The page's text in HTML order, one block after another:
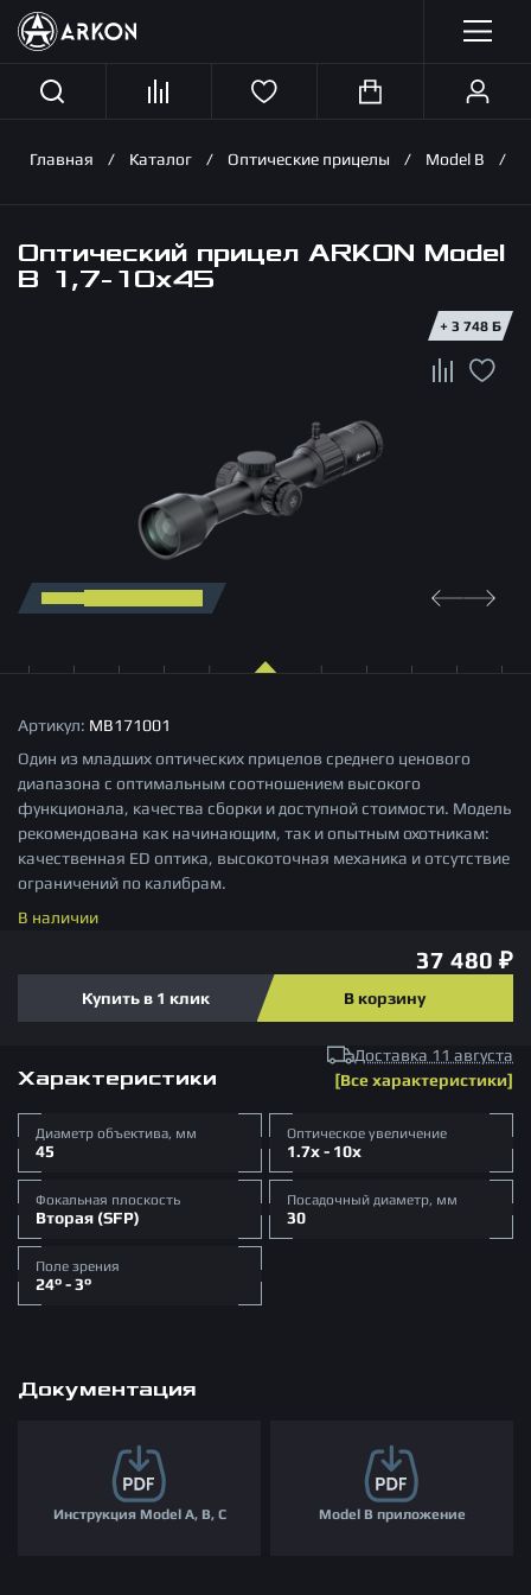
Каталог продукции
Поддержка
Москва, улица Киевская, 22
Пн-Пт 09:00 – 18:00 Мск
Заказать звонок
Главная Каталог Оптические прицелы Model B
Оптический прицел ARKON Model
B 1,7-10х45
+ 3 748 Б
Артикул: MB171001
Один из младших оптических прицелов среднего ценового
диапазона с оптимальным соотношением высокого
функционала, качества сборки и доступной стоимости. Модель
рекомендована как начинающим, так и опытным охотникам:
качественная ED оптика, высокоточная механика и отсутствие
ограничений по калибрам.
В наличии
37 480 ₽
Купить в 1 клик В корзину
Доставка 11 августа
Характеристики Все характеристики
Диаметр объектива, мм
45
Оптическое увеличение
1.7x - 10x
Фокальная плоскость
Вторая (SFP)
Посадочный диаметр, мм
30
Поле зрения
24° - 3°
Документация
Инструкция Model A, B, C Model B приложение